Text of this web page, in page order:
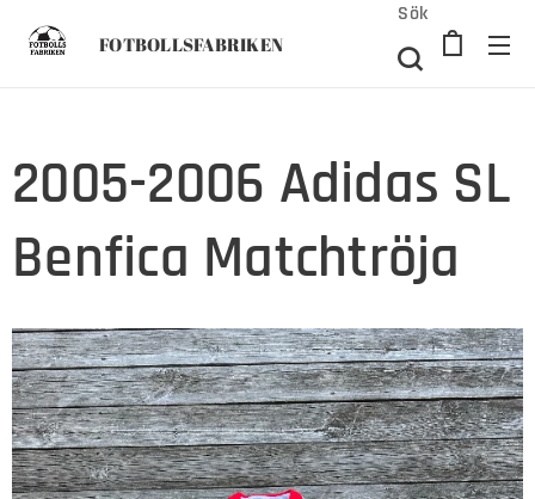
FOTBOLLSFABRIKEN
Sök
2005-2006 Adidas SL
Benfica Matchtröja